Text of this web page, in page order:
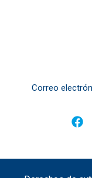
Correo electr